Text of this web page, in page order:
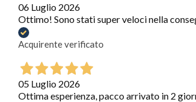
06 Luglio 2026
Ottimo! Sono stati super veloci nella
Acquirente verificato
05 Luglio 2026
Ottima esperienza, pacco arrivato in 2